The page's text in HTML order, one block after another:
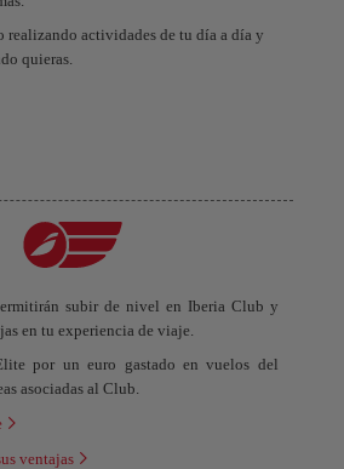
realizando actividades de tu día a día y
quieras.
subir de nivel en Iberia Club y
en tu experiencia de viaje.
por un euro gastado en vuelos del
asociadas al Club.
ventajas